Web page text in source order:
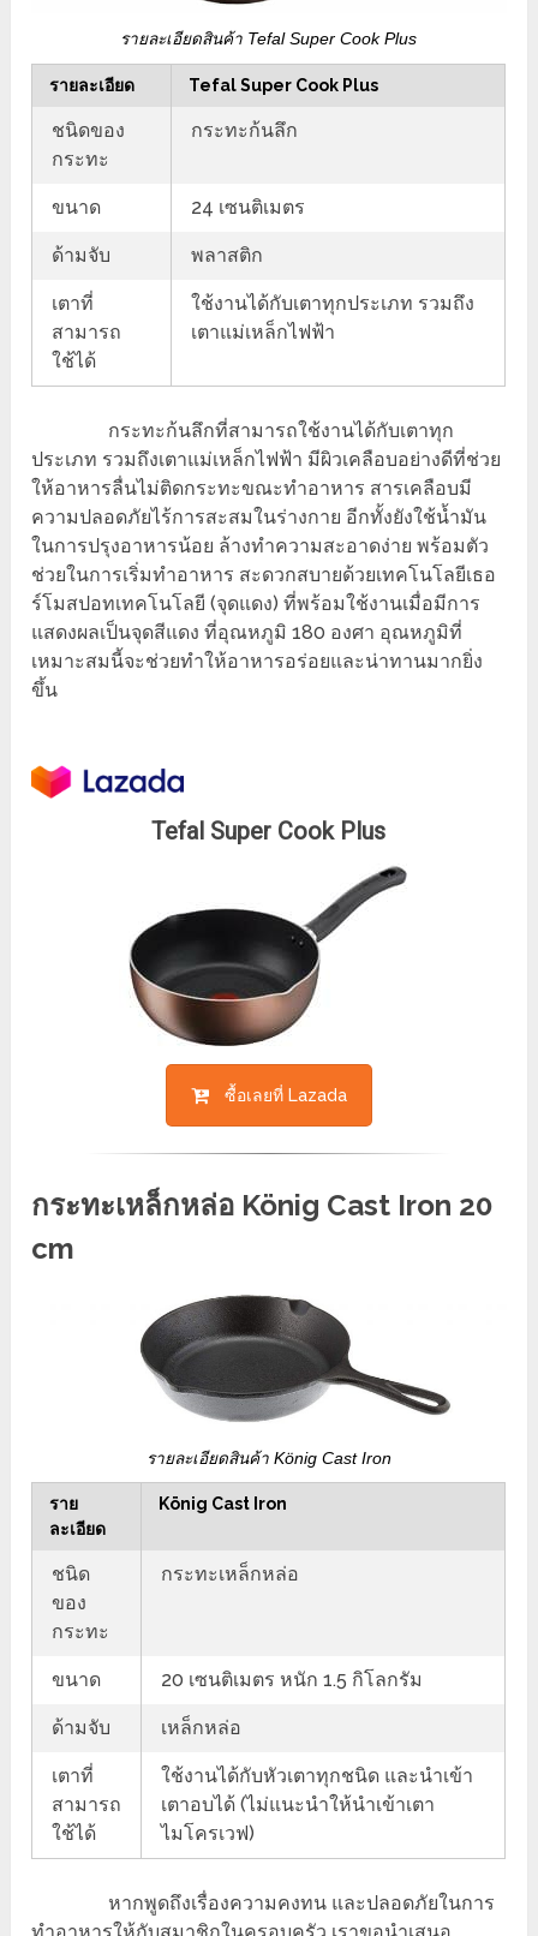
รายละเอียดสินค้า Tefal Super Cook Plus
รายละเอียด Tefal Super Cook Plus
ชนิดของ
กระทะ
กระทะก้นลึก
ขนาด 24 เซนติเมตร
ด้ามจับ พลาสติก
เตาที่
สามารถ
ใช้ได้
ใช้งานได้กับเตาทุกประเภท รวมถึง
เตาแม่เหล็กไฟฟ้า
กระทะก้นลึกที่สามารถใช้งานได้กับเตาทุก
ประเภท รวมถึงเตาแม่เหล็กไฟฟ้า มีผิวเคลือบอย่างดีที่ช่วย
ให้อาหารลื่นไม่ติดกระทะขณะทำอาหาร สารเคลือบมี
ความปลอดภัยไร้การสะสมในร่างกาย อีกทั้งยังใช้น้ำมัน
ในการปรุงอาหารน้อย ล้างทำความสะอาดง่าย พร้อมตัว
ช่วยในการเริ่มทำอาหาร สะดวกสบายด้วยเทคโนโลยีเธอ
ร์โมสปอทเทคโนโลยี (จุดแดง) ที่พร้อมใช้งานเมื่อมีการ
แสดงผลเป็นจุดสีแดง ที่อุณหภูมิ 180 องศา อุณหภูมิที่
เหมาะสมนี้จะช่วยทำให้อาหารอร่อยและน่าทานมากยิ่ง
ขึ้น
Tefal Super Cook Plus
ซื้อเลยที่ Lazada
กระทะเหล็กหล่อ König Cast Iron 20
cm
รายละเอียดสินค้า König Cast Iron
ราย
ละเอียด
König Cast Iron
ชนิด
ของ
กระทะ
กระทะเหล็กหล่อ
ขนาด 20 เซนติเมตร หนัก 1.5 กิโลกรัม
ด้ามจับ เหล็กหล่อ
เตาที่
สามารถ
ใช้ได้
ใช้งานได้กับหัวเตาทุกชนิด และนำเข้า
เตาอบได้ (ไม่แนะนำให้นำเข้าเตา
ไมโครเวฟ)
หากพูดถึงเรื่องความคงทน และปลอดภัยในการ